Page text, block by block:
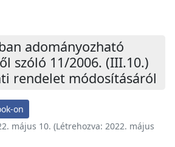
adományozható
szóló 11/2006. (III.10.)
rendelet módosításáról
on
május 10. (Létrehozva: 2022. május